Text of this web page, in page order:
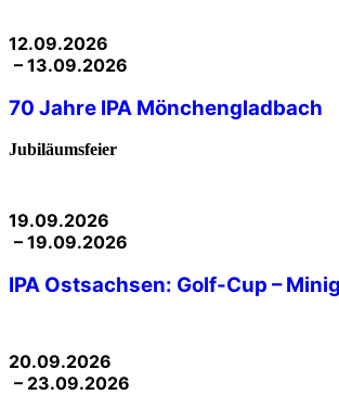
12.09.2026
– 13.09.2026
70 Jahre IPA Mönchengladbach
Jubiläumsfeier
19.09.2026
– 19.09.2026
IPA Ostsachsen: Golf-Cup –
20.09.2026
– 23.09.2026